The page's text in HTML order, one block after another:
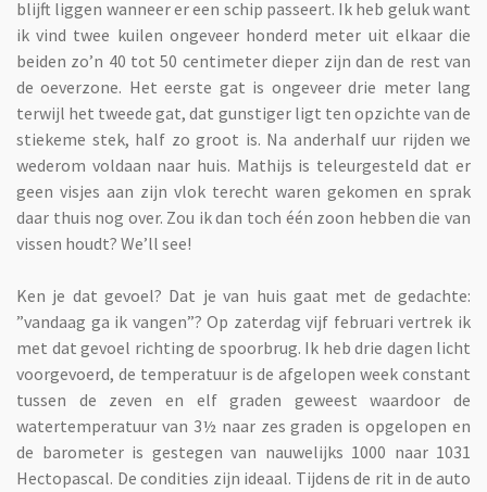
blijft liggen wanneer er een schip passeert. Ik heb geluk want
ik vind twee kuilen ongeveer honderd meter uit elkaar die
beiden zo’n 40 tot 50 centimeter dieper zijn dan de rest van
de oeverzone. Het eerste gat is ongeveer drie meter lang
terwijl het tweede gat, dat gunstiger ligt ten opzichte van de
stiekeme stek, half zo groot is. Na anderhalf uur rijden we
wederom voldaan naar huis. Mathijs is teleurgesteld dat er
geen visjes aan zijn vlok terecht waren gekomen en sprak
daar thuis nog over. Zou ik dan toch één zoon hebben die van
vissen houdt? We’ll see!
Ken je dat gevoel? Dat je van huis gaat met de gedachte:
”vandaag ga ik vangen”? Op zaterdag vijf februari vertrek ik
met dat gevoel richting de spoorbrug. Ik heb drie dagen licht
voorgevoerd, de temperatuur is de afgelopen week constant
tussen de zeven en elf graden geweest waardoor de
watertemperatuur van 3½ naar zes graden is opgelopen en
de barometer is gestegen van nauwelijks 1000 naar 1031
Hectopascal. De condities zijn ideaal. Tijdens de rit in de auto